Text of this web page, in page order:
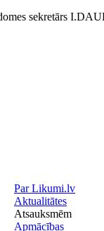
sekretārs
Par Likumi.lv
Aktualitātes
Atsauksmēm
Apmācības